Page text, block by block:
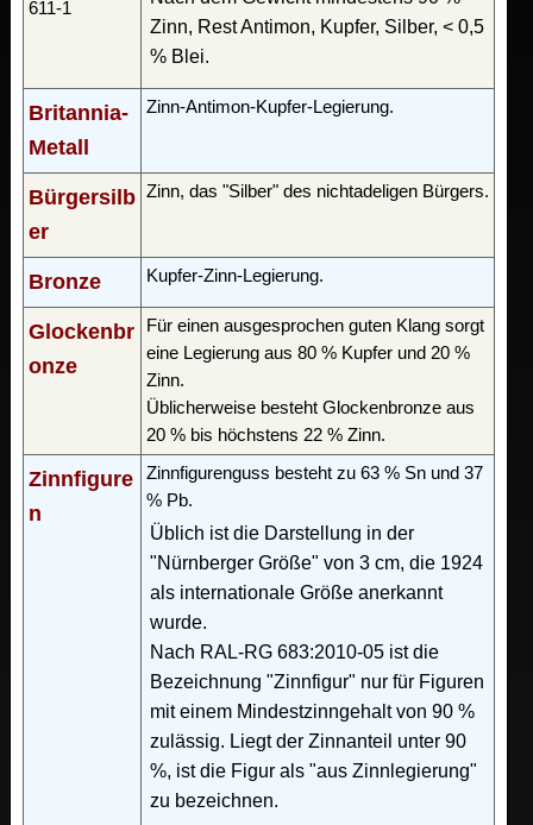
611-1
Zinn, Rest Antimon, Kupfer, Silber, < 0,5
% Blei.
Britannia-
Metall
Zinn-Antimon-Kupfer-Legierung.
Bürgersilb
er
Zinn, das "Silber" des nichtadeligen Bürgers.
Bronze Kupfer-Zinn-Legierung.
Glockenbr
onze
Für einen ausgesprochen guten Klang sorgt
eine Legierung aus 80 % Kupfer und 20 %
Zinn.
Üblicherweise besteht Glockenbronze aus
20 % bis höchstens 22 % Zinn.
Zinnfigure
n
Zinnfigurenguss besteht zu 63 % Sn und 37
% Pb.
Üblich ist die Darstellung in der
"Nürnberger Größe" von 3 cm, die 1924
als internationale Größe anerkannt
wurde.
Nach RAL-RG 683:2010-05 ist die
Bezeichnung "Zinnfigur" nur für Figuren
mit einem Mindestzinngehalt von 90 %
zulässig. Liegt der Zinnanteil unter 90
%, ist die Figur als "aus Zinnlegierung"
zu bezeichnen.